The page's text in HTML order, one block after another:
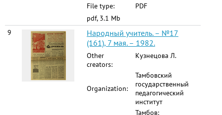
File type:
PDF
pdf, 3.1 Mb
9
Народный учитель. – №17
(161), 7 мая. – 1982.
Other
creators:
Кузнецова Л.
Organization:
Тамбовский
государственный
педагогический
институт
Тамбов: